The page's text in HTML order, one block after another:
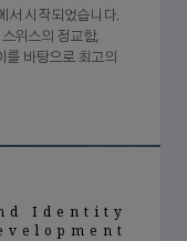
서 시작되었습니다.
위스의 정교함,
를 바탕으로 최고의
Identity